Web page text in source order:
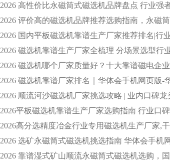
2026 磁选机哪个厂家质量好？十大靠谱磁电企